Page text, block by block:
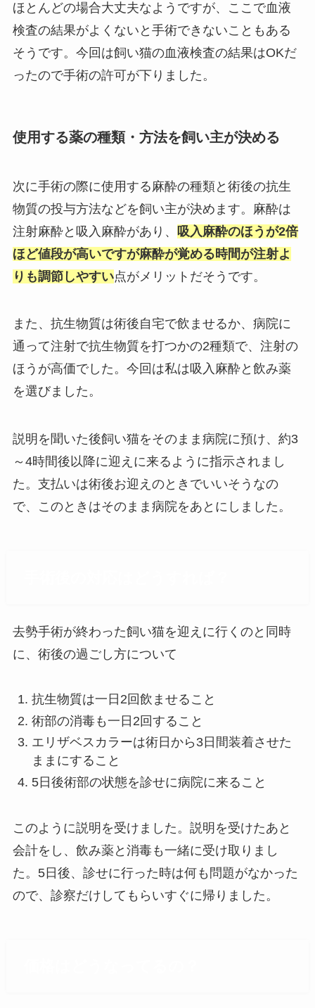
ほとんどの場合大丈夫なようですが、ここで血液
検査の結果がよくないと手術できないこともある
そうです。今回は飼い猫の血液検査の結果はOKだ
ったので手術の許可が下りました。
使用する薬の種類・方法を飼い主が決める
次に手術の際に使用する麻酔の種類と術後の抗生
物質の投与方法などを飼い主が決めます。麻酔は
注射麻酔と吸入麻酔があり、
吸入麻酔のほうが2倍
ほど値段が高いですが麻酔が覚める時間が注射よ
りも調節しやすい点がメリットだそうです。
また、抗生物質は術後自宅で飲ませるか、病院に
通って注射で抗生物質を打つかの2種類で、注射の
ほうが高価でした。今回は私は吸入麻酔と飲み薬
を選びました。
説明を聞いた後飼い猫をそのまま病院に預け、約3
～4時間後以降に迎えに来るように指示されまし
た。支払いは術後お迎えのときでいいそうなの
で、このときはそのまま病院をあとにしました。
去勢手術が終わった飼い猫を迎えに行くのと同時
に、術後の過ごし方について
抗生物質は一日2回飲ませること
術部の消毒も一日2回すること
エリザベスカラーは術日から3日間装着させた
ままにすること
5日後術部の状態を診せに病院に来ること
このように説明を受けました。説明を受けたあと
会計をし、飲み薬と消毒も一緒に受け取りまし
た。5日後、診せに行った時は何も問題がなかった
ので、診察だけしてもらいすぐに帰りました。